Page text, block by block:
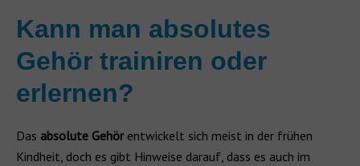
Kann man absolutes
Gehör trainiren oder
erlernen?
Das absolute Gehörentwickelt sich meist in der frühen
Kindheit, doch es gibt Hinweise darauf, dass es auch im